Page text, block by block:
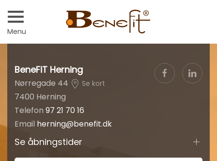
Menu
BeneFiT Herning
Nørregade 44 Se kort
7400 Herning
Telefon 97 21 70 16
Email herning@benefit.dk
Se åbningstider